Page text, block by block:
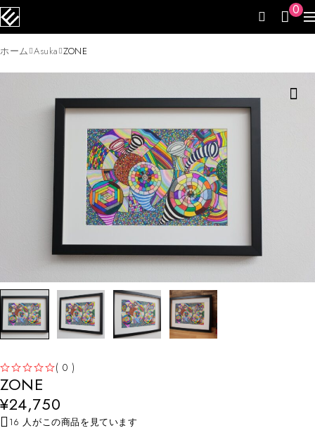
0
ホーム Asuka ZONE
( 0 )
ZONE
¥24,750
16 人がこの商品を見ています